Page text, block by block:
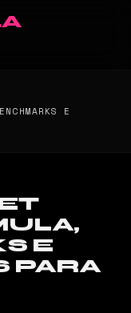
E
E
PARA